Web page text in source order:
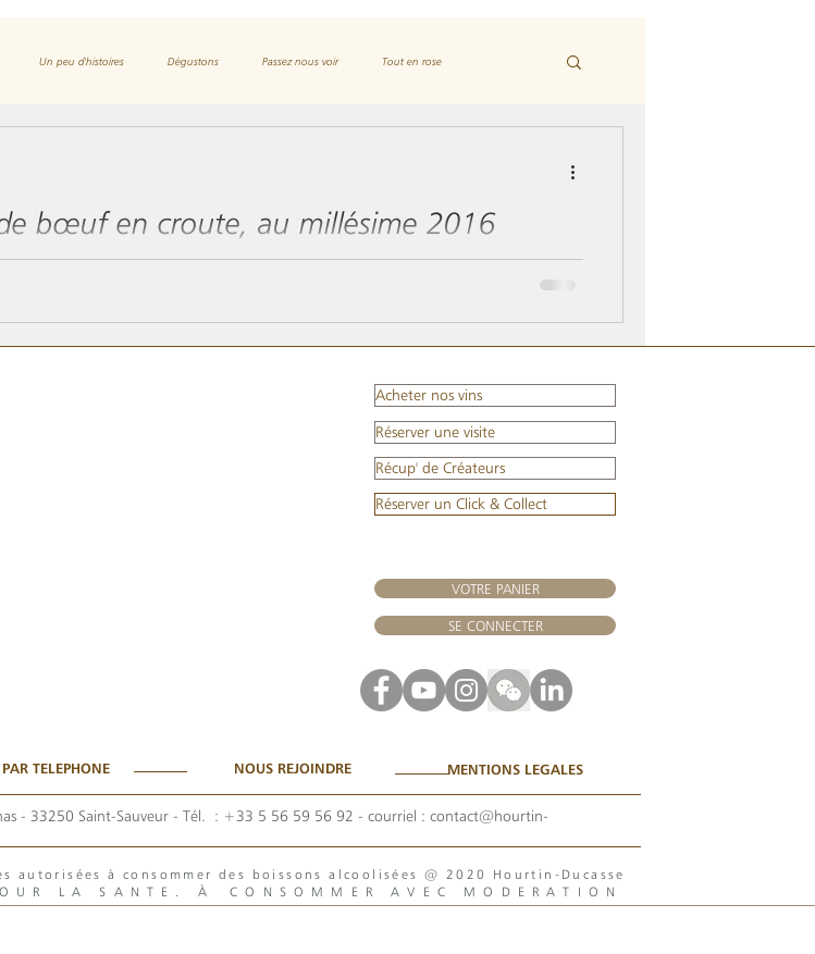
Un peu d'histoires Dégustons Passez nous voir Tout en rose
bœuf en croute, au millésime 2016
le millésime 2016 qui a remporté l’engouement de tous. Sa structure relève la
Acheter nos vins
Réserver une visite
Récup' de Créateurs
Réserver un Click & Collect
VOTRE PANIER
SE CONNECTER
TELEPHONE NOUS REJOINDRE MENTIONS LEGALES
- 33250 Saint-Sauveur - Tél. : +33 5 56 59 56 92 - courriel : contact@hourtin-
autorisées à consommer des boissons alcoolisées @ 2020 Hourtin-Ducasse
LA SANTE. À CONSOMMER AVEC MODERATION